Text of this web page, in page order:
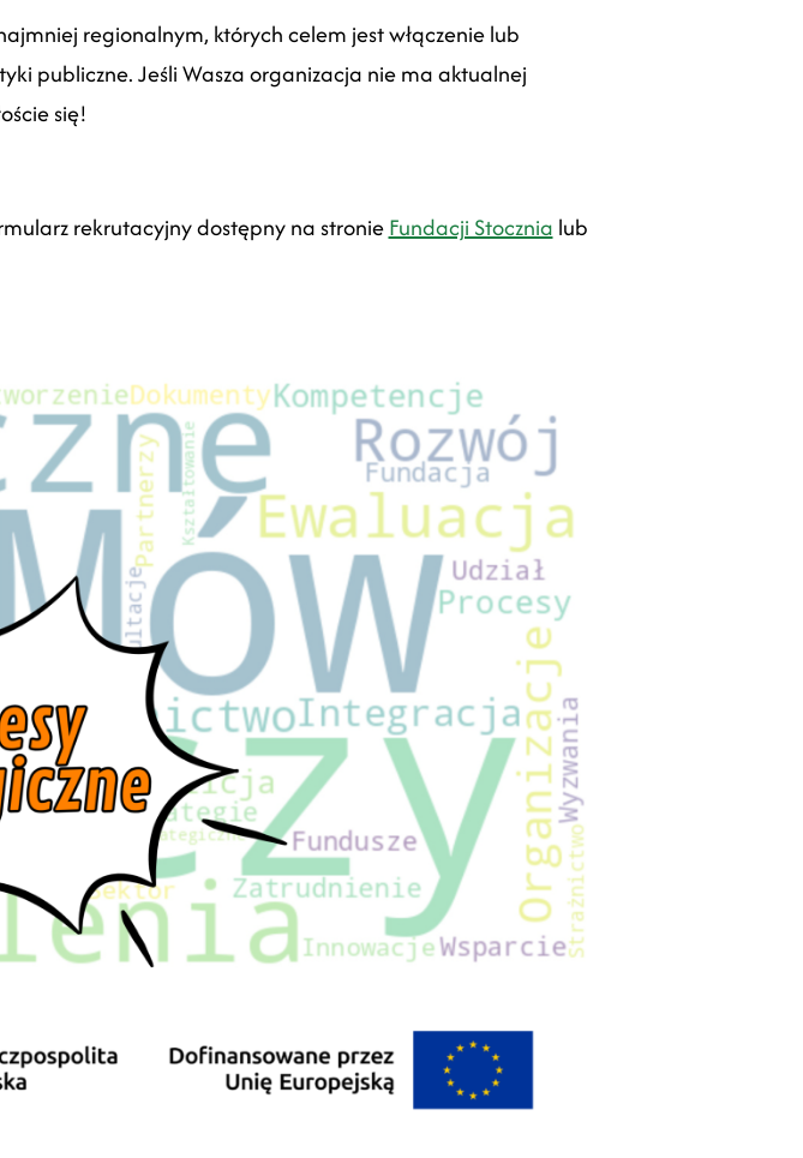
regionalnym, których celem jest włączenie lub
publiczne. Jeśli Wasza organizacja nie ma aktualnej
się!
rekrutacyjny dostępny na stronieFundacji Stocznia lub